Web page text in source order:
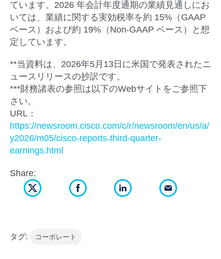
ています。2026 年会計年度通期の業績見通しにお
いては、業績に関する実効税率を約 15%（GAAP
ベース）および約 19%（Non-GAAP ベース）と想
定しています。
**当資料は、2026年5月13日に米国で発表されたニ
ュースリリースの抄訳です。
***財務諸表の参照は以下のWebサイトをご参照下
さい。
URL：
https://newsroom.cisco.com/c/r/newsroom/en/us/a/
y2026/m05/cisco-reports-third-quarter-
earnings.html
Share:
タグ: コーポレート